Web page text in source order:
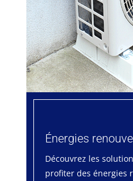
Énergies
Découvrez les
profiter des énergies